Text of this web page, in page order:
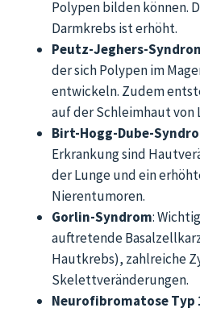
Polypen bilden können.
Darmkrebs ist erhöht.
Peutz-Jeghers-
der sich Polypen im
entwickeln. Zudem
auf der Schleimhaut von
Birt-Hogg-Dube-
Erkrankung sind
der Lunge und ein
Nierentumoren.
Gorlin-Syndrom:
auftretende
Hautkrebs), zahlreiche
Skelettveränderungen.
Neurofibromatose Typ